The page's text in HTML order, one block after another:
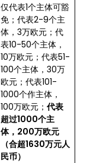
仅代表1个主体可豁
免；代表2-9个主
体，3万欧元；代
表10-50个主体，
10万欧元；代表51-
100个主体，30万
欧元；代表101-
1000个作主体，
100万欧元； 代表
超过1000个主
体，200万欧元
（合超1630万元人
民币）